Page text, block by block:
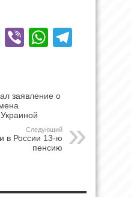
Twitter
Viber
заявление о
Следующий
в России 13-ю
пенсию